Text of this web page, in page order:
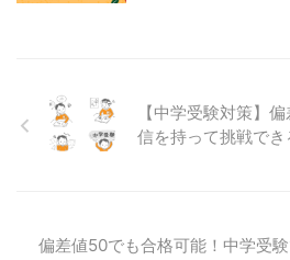
【中学受験対策】
信を持って挑戦でき
偏差値50でも合格可能！中学受